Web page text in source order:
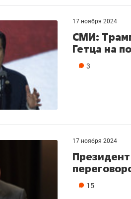
17 ноября 2024
СМИ:
Гетца на
3
17 ноября 2024
15